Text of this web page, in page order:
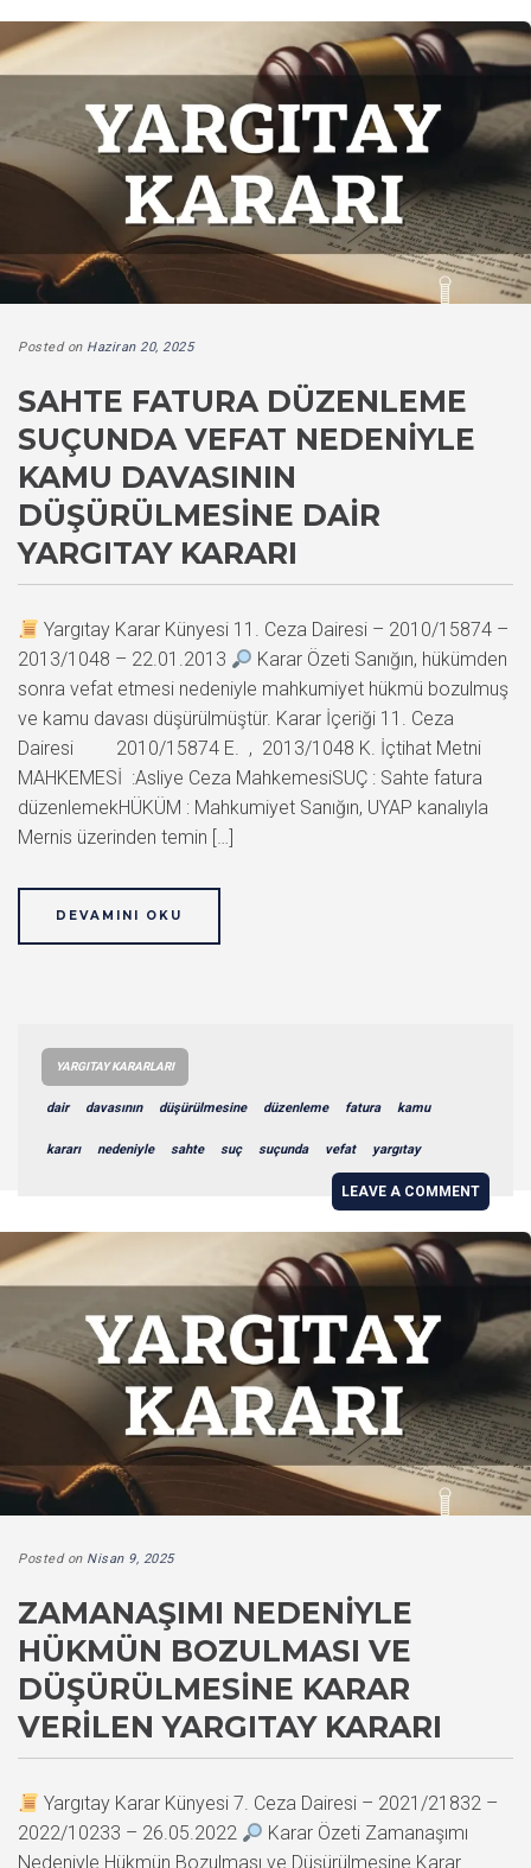
Posted on Haziran 20, 2025
SAHTE FATURA DÜZENLEME
SUÇUNDA VEFAT NEDENIYLE
KAMU DAVASININ
DÜŞÜRÜLMESINE DAIR
YARGITAY KARARI
Yargıtay Karar Künyesi 11. Ceza Dairesi – 2010/15874 –
2013/1048 – 22.01.2013
Karar Özeti Sanığın, hükümden
sonra vefat etmesi nedeniyle mahkumiyet hükmü bozulmuş
ve kamu davası düşürülmüştür. Karar İçeriği 11. Ceza
Dairesi 2010/15874 E. , 2013/1048 K. İçtihat Metni
MAHKEMESİ :Asliye Ceza MahkemesiSUÇ : Sahte fatura
düzenlemekHÜKÜM : Mahkumiyet Sanığın, UYAP kanalıyla
Mernis üzerinden temin […]
DEVAMINI OKU
YARGITAY KARARLARI
dair davasının düşürülmesine düzenleme fatura kamu
kararı nedeniyle sahte suç suçunda vefat yargıtay
LEAVE A COMMENT
Posted on Nisan 9, 2025
ZAMANAŞIMI NEDENIYLE
HÜKMÜN BOZULMASI VE
DÜŞÜRÜLMESINE KARAR
VERILEN YARGITAY KARARI
Yargıtay Karar Künyesi 7. Ceza Dairesi – 2021/21832 –
2022/10233 – 26.05.2022
Karar Özeti Zamanaşımı
Nedeniyle Hükmün Bozulması ve Düşürülmesine Karar